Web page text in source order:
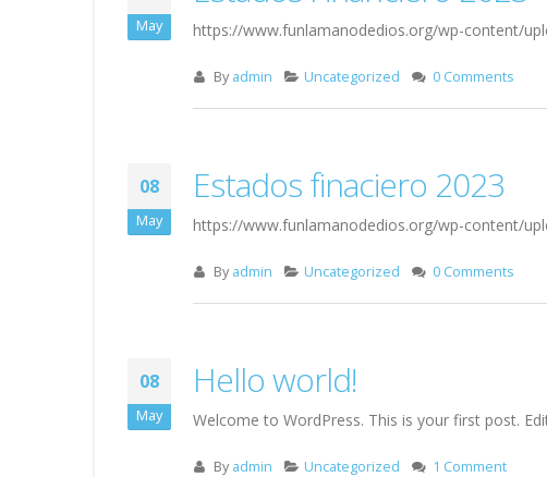
May https://www.funlamanodedios.org/wp-content/
By admin Uncategorized 0 Comments
08
May
Estados finaciero 2023
https://www.funlamanodedios.org/wp-content/
By admin Uncategorized 0 Comments
08
May
Hello world!
Welcome to WordPress. This is your first post.
By admin Uncategorized 1 Comment